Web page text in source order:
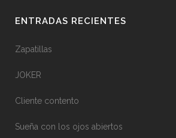
ENTRADAS RECIENTES
Zapatillas
JOKER
Cliente contento
Sueña con los ojos abiertos